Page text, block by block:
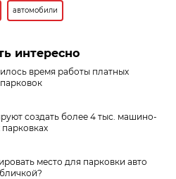
автомобили
интересно
время работы платных
создать более 4 тыс. машино-
место для парковки авто